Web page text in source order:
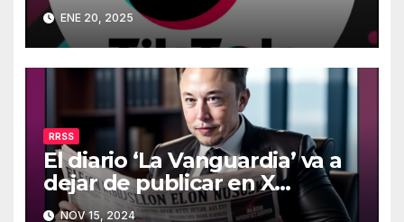
ENE 20, 2025
RRSS
El diario ‘La Vanguardia’ va a
dejar de publicar en X
(Twitter)
NOV 15, 2024